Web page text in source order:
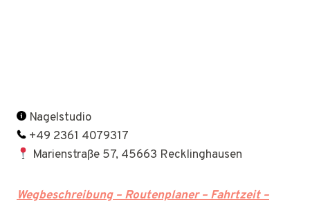
Nagelstudio
+49 2361 4079317
Marienstraße 57, 45663 Recklinghausen
Wegbeschreibung – Routenplaner – Fahrtzeit –